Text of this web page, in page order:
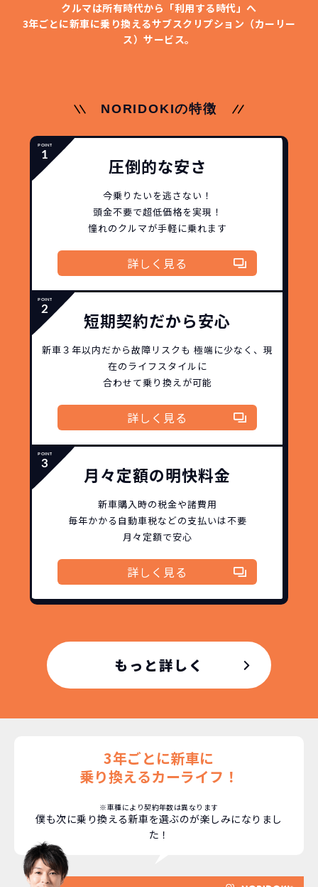
クルマは所有時代から「利用する時代」へ
3年ごとに新車に乗り換えるサブスクリプション（カーリー
ス）サービス。
NORIDOKIの特徴
圧倒的な安さ
今乗りたいを逃さない！
頭金不要で超低価格を実現！
憧れのクルマが手軽に乗れます
詳しく見る
短期契約だから安心
新車３年以内だから故障リスクも 極端に少なく、 現
在のライフスタイルに
合わせて乗り換えが可能
詳しく見る
月々定額の明快料金
新車購入時の税金や諸費用
毎年かかる自動車税などの支払いは不要
月々定額で安心
詳しく見る
ます！
高残価設定を実現！
低価格が可能に！
ジョイカルジャパンが今まで培ってきた
日本全国・世界中の流通ネットワークと
価設定」を実現しました。
また特定の車両に絞ることによりこの価
お車を返却いただく
必要があるため
通常のカーリースの場合、そのまま継続
して乗るか、購入するかなどを選べます。
しかし、NORIDOKIの場合は、車両を必
ず返却していただくことを前提とするこ
とで「超低価格」を実現しています。
イフスタイルの変化にも対応が可能です。
故障リスクが非常に低い
3年以内の契約なので、故障リスクが非常
に少なくなります。例え故障してもメーカ
ー保証があるから安心です。
契約リスクが少ない
ライフスタイルに合わせたお車の選択が
えるなど。その時その時の状況に合わせ
た車を選べるっていいとおもいません
か？
新型の新車に定期的に乗換
もちろん、その人によりますが、最新型
車に常に乗り続けられるのは気持ちよ
く、人にも自慢できます！
いただくだけでご利用いただけます。
新車購入時の税金や
車を購入する場合、購入時に｢登録時諸費
用｣や「各種税金」は車両本体以外にかか
ります。
これらの費用がコミコミの料金です。
継続的にかかる費用が
コミコミ
維持にかかる、毎年の｢自動車税｣はコミ
コミ。3年契約なので通常車検時にかかる
｢自動車重量税｣、｢自賠責保険料｣「整備
料」などが不要となります。
もっと詳しく
3年ごとに新車に
乗り換えるカーライフ！
※車種により契約年数は異なります
僕も次に乗り換える新車を選ぶのが楽しみになりまし
た！